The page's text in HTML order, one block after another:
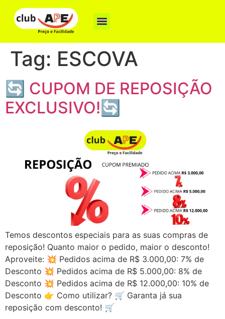
Tag: ESCOVA
🔄 CUPOM DE REPOSIÇÃO
EXCLUSIVO!🔄
Temos descontos especiais para as suas compras de
reposição! Quanto maior o pedido, maior o desconto!
Aproveite: 💥 Pedidos acima de R$ 3.000,00: 7% de
Desconto 💥 Pedidos acima de R$ 5.000,00: 8% de
Desconto 💥 Pedidos acima de R$ 12.000,00: 10% de
Desconto 👉 Como utilizar? 🛒 Garanta já sua
reposição com desconto! 🛒